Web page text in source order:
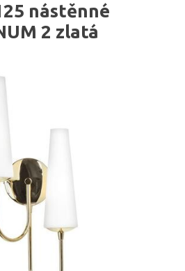
nástěnné
2 zlatá